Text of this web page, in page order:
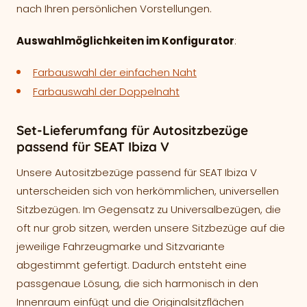
nach Ihren persönlichen Vorstellungen.
Auswahlmöglichkeiten im Konfigurator:
Farbauswahl der einfachen Naht
Farbauswahl der Doppelnaht
Set-Lieferumfang für Autositzbezüge
passend für SEAT Ibiza V
Unsere Autositzbezüge passend für SEAT Ibiza V
unterscheiden sich von herkömmlichen, universellen
Sitzbezügen. Im Gegensatz zu Universalbezügen, die
oft nur grob sitzen, werden unsere Sitzbezüge auf die
jeweilige Fahrzeugmarke und Sitzvariante
abgestimmt gefertigt. Dadurch entsteht eine
passgenaue Lösung, die sich harmonisch in den
Innenraum einfügt und die Originalsitzflächen